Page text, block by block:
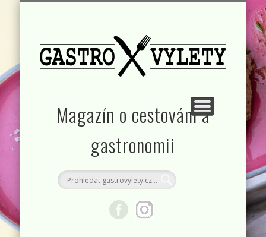
Magazín o cestování a
gastronomii